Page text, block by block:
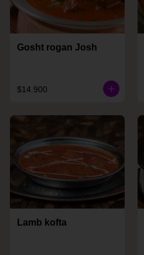
Gosht rogan Josh
$14.900
Lamb kofta